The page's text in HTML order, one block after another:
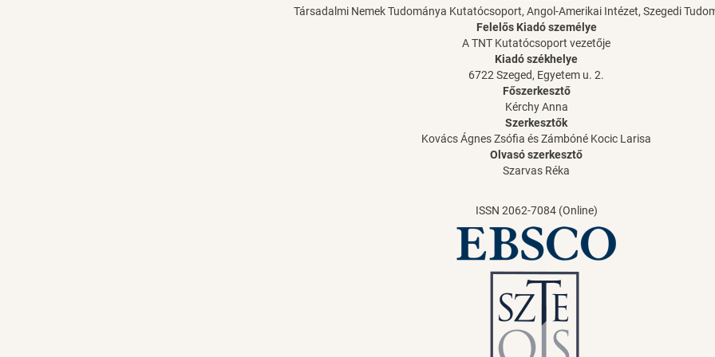
Társadalmi Nemek Tudománya Kutatócsoport, Angol-Amerikai Intézet, Szegedi
Felelős Kiadó személye
A TNT Kutatócsoport vezetője
Kiadó székhelye
6722 Szeged, Egyetem u. 2.
Főszerkesztő
Kérchy Anna
Szerkesztők
Kovács Ágnes Zsófia és Zámbóné Kocic Larisa
Olvasó szerkesztő
Szarvas Réka
ISSN 2062-7084 (Online)